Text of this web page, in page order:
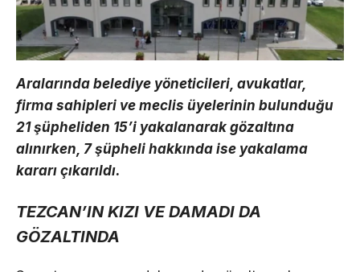
Aralarında belediye yöneticileri, avukatlar,
firma sahipleri ve meclis üyelerinin bulunduğu
21 şüpheliden 15’i yakalanarak gözaltına
alınırken, 7 şüpheli hakkında ise yakalama
kararı çıkarıldı.
TEZCAN’IN KIZI VE DAMADI DA
GÖZALTINDA